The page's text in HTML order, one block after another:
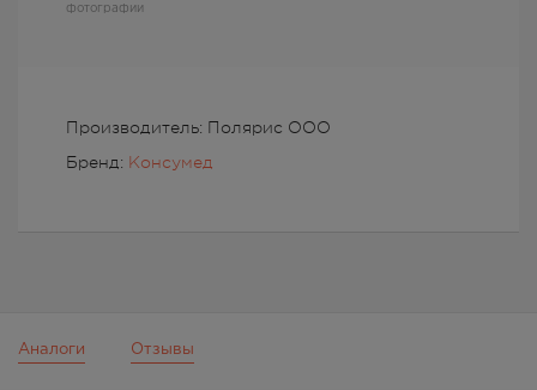
Производитель: Полярис ООО
Бренд: Консумед
фотографии
Аналоги Отзывы